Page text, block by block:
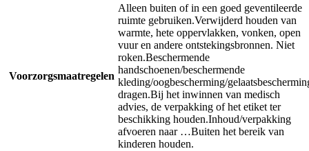
Voorzorgsmaatregelen
Alleen buiten of in een goed geventileerde
ruimte gebruiken.Verwijderd houden van
warmte, hete oppervlakken, vonken, open
vuur en andere ontstekingsbronnen. Niet
roken.Beschermende
handschoenen/beschermende
kleding/oogbescherming/
dragen.Bij het inwinnen van medisch
advies, de verpakking of het etiket ter
beschikking houden.Inhoud/verpakking
afvoeren naar …Buiten het bereik van
kinderen houden.